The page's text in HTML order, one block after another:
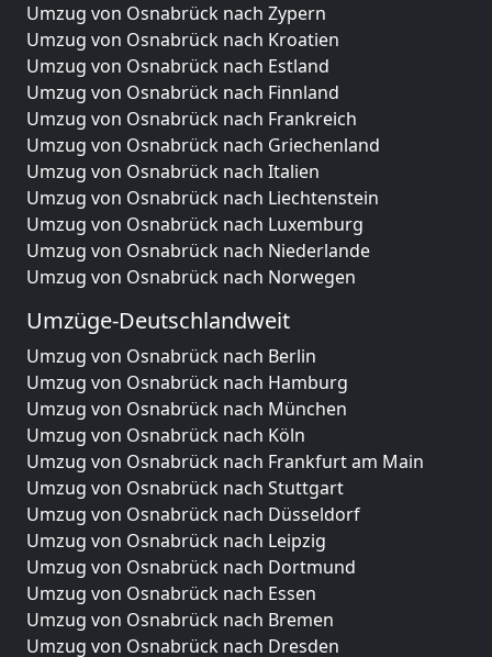
Umzug von Osnabrück nach Zypern
Umzug von Osnabrück nach Kroatien
Umzug von Osnabrück nach Estland
Umzug von Osnabrück nach Finnland
Umzug von Osnabrück nach Frankreich
Umzug von Osnabrück nach Griechenland
Umzug von Osnabrück nach Italien
Umzug von Osnabrück nach Liechtenstein
Umzug von Osnabrück nach Luxemburg
Umzug von Osnabrück nach Niederlande
Umzug von Osnabrück nach Norwegen
Umzüge-Deutschlandweit
Umzug von Osnabrück nach Berlin
Umzug von Osnabrück nach Hamburg
Umzug von Osnabrück nach München
Umzug von Osnabrück nach Köln
Umzug von Osnabrück nach Frankfurt am Main
Umzug von Osnabrück nach Stuttgart
Umzug von Osnabrück nach Düsseldorf
Umzug von Osnabrück nach Leipzig
Umzug von Osnabrück nach Dortmund
Umzug von Osnabrück nach Essen
Umzug von Osnabrück nach Bremen
Umzug von Osnabrück nach Dresden